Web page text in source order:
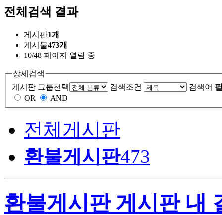
전체검색 결과
게시판1개
게시물473개
10/48 페이지 열람 중
상세검색
게시판 그룹선택
검색조건 검색어
OR
AND
전체게시판
환불게시판473
환불게시판 게시판 내